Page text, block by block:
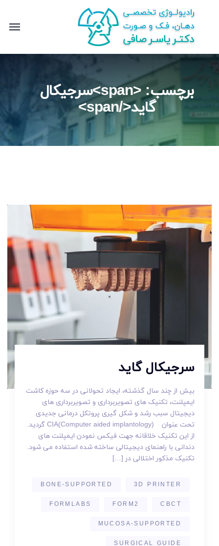
برچسب: <span>سرجیکال
گاید</span>
سرجیکال گاید
بیش از چند سال گذشته، ایجاد تحولانی در سه حوزه کاشت
ایمپلنت، تکنیک های تصویربرداری و تصویربرداری های
دیجیتال سبب رشد و شکل گیری پروتکل درمانی جدیدی
تحت عنوان CIA(Computer aided implantology) گردید.
از این تکنیک خلاقانه جهت فیکس نمودن ایمپلنت های
دندانی با راهنمای دیجیتالی ساخته شده استفاده می شود.
تکنیک مذکور اختلالی در […]
3D PRINTER
BONE-SUPPORTED
CBCT
FORM2
FORMLABS
MUCOSA-SUPPORTED
SURGICAL GUIDE